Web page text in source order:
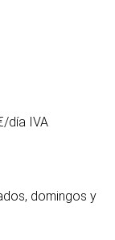
día IVA
domingos y